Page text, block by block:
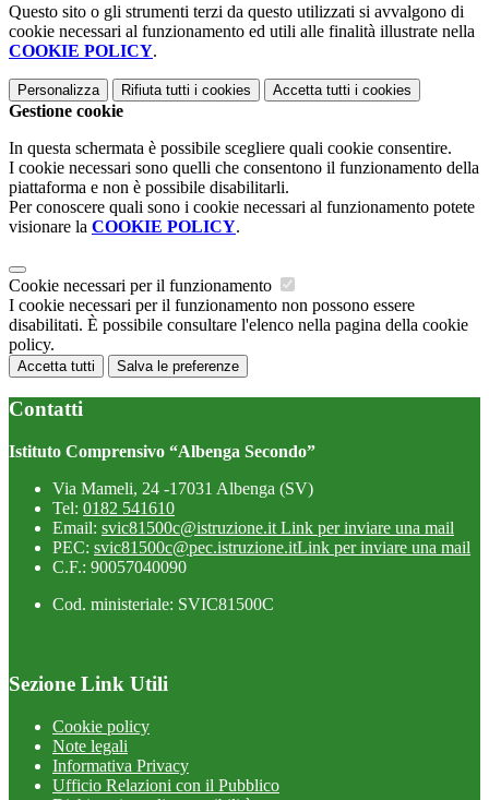
Questo sito o gli strumenti terzi da questo utilizzati si avvalgono di
cookie necessari al funzionamento ed utili alle finalità illustrate nella
COOKIE POLICY.
Personalizza Rifiuta tutti i cookies Accetta tutti i cookies
Gestione cookie
In questa schermata è possibile scegliere quali cookie consentire.
I cookie necessari sono quelli che consentono il funzionamento della
piattaforma e non è possibile disabilitarli.
Per conoscere quali sono i cookie necessari al funzionamento potete
visionare la COOKIE POLICY.
Cookie necessari per il funzionamento
I cookie necessari per il funzionamento non possono essere
disabilitati. È possibile consultare l'elenco nella pagina della cookie
policy.
Accetta tutti Salva le preferenze
Contatti
Istituto Comprensivo “Albenga Secondo”
Via Mameli, 24 -17031 Albenga (SV)
Tel: 0182 541610
Email: svic81500c@istruzione.it Link per inviare una mail
PEC: svic81500c@pec.istruzione.itLink per inviare una mail
C.F.: 90057040090
Cod. ministeriale: SVIC81500C
Sezione Link Utili
Cookie policy
Note legali
Informativa Privacy
Ufficio Relazioni con il Pubblico